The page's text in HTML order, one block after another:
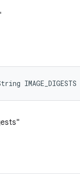
IMAGE_DIGESTS